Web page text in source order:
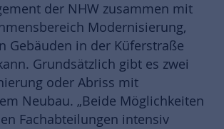
der NHW zusammen mit
Modernisierung,
Gebäuden in der Küferstraße
Grundsätzlich gibt es zwei
oder Abriss mit
Neubau. „Beide Möglichkeiten
Fachabteilungen intensiv